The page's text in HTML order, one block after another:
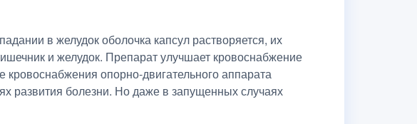
в желудок оболочка капсул растворяется, их
и желудок. Препарат улучшает кровоснабжение
кровоснабжения опорно-двигательного аппарата
развития болезни. Но даже в запущенных случаях